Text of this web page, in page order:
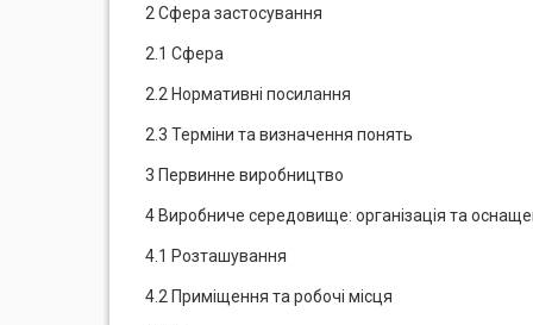
2 Сфера застосування
2.1 Сфера
2.2 Нормативні посилання
2.3 Терміни та визначення понять
3 Первинне виробництво
4 Виробниче середовище: організація та
4.1 Розташування
4.2 Приміщення та робочі місця